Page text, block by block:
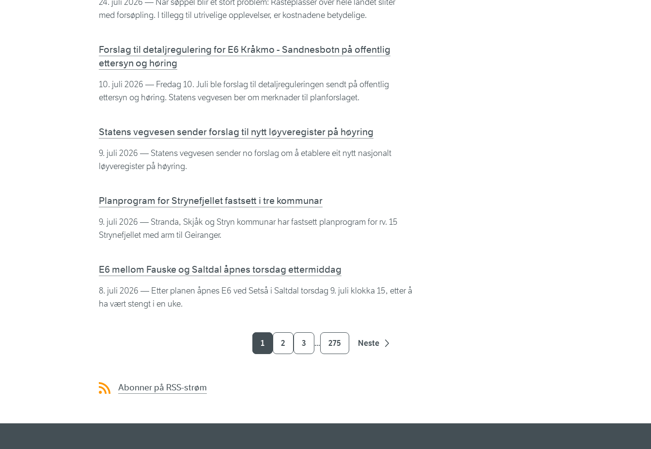
med forsøpling. I tillegg til utrivelige opplevelser, er kostnadene betydelige.
Forslag til detaljregulering for E6 Kråkmo - Sandnesbotn på offentlig
ettersyn og høring
10. juli 2026 — Fredag 10. Juli ble forslag til detaljreguleringen sendt på offentlig
ettersyn og høring. Statens vegvesen ber om merknader til planforslaget.
Statens vegvesen sender forslag til nytt løyveregister på høyring
9. juli 2026 — Statens vegvesen sender no forslag om å etablere eit nytt nasjonalt
løyveregister på høyring.
Planprogram for Strynefjellet fastsett i tre kommunar
9. juli 2026 — Stranda, Skjåk og Stryn kommunar har fastsett planprogram for rv. 15
Strynefjellet med arm til Geiranger.
E6 mellom Fauske og Saltdal åpnes torsdag ettermiddag
8. juli 2026 — Etter planen åpnes E6 ved Setså i Saltdal torsdag 9. juli klokka 15, etter å
ha vært stengt i en uke.
1 2 3 275 Neste
Abonner på RSS-strøm